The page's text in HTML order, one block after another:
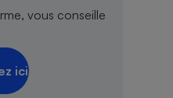
vous conseille
ici